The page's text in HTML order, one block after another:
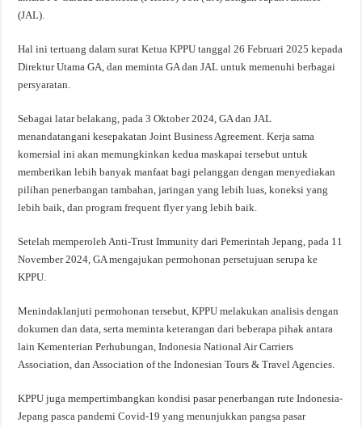
(JAL).
Hal ini tertuang dalam surat Ketua KPPU tanggal 26 Februari 2025 kepada
Direktur Utama GA, dan meminta GA dan JAL untuk memenuhi berbagai
persyaratan.
Sebagai latar belakang, pada 3 Oktober 2024, GA dan JAL
menandatangani kesepakatan Joint Business Agreement. Kerja sama
komersial ini akan memungkinkan kedua maskapai tersebut untuk
memberikan lebih banyak manfaat bagi pelanggan dengan menyediakan
pilihan penerbangan tambahan, jaringan yang lebih luas, koneksi yang
lebih baik, dan program frequent flyer yang lebih baik.
Setelah memperoleh Anti-Trust Immunity dari Pemerintah Jepang, pada 11
November 2024, GA mengajukan permohonan persetujuan serupa ke
KPPU.
Menindaklanjuti permohonan tersebut, KPPU melakukan analisis dengan
dokumen dan data, serta meminta keterangan dari beberapa pihak antara
lain Kementerian Perhubungan, Indonesia National Air Carriers
Association, dan Association of the Indonesian Tours & Travel Agencies.
KPPU juga mempertimbangkan kondisi pasar penerbangan rute Indonesia-
Jepang pasca pandemi Covid-19 yang menunjukkan pangsa pasar